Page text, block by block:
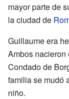
mayor parte de
la ciudad de
Guillaume era
Ambos nacieron
Condado de
familia se mudó
niño.